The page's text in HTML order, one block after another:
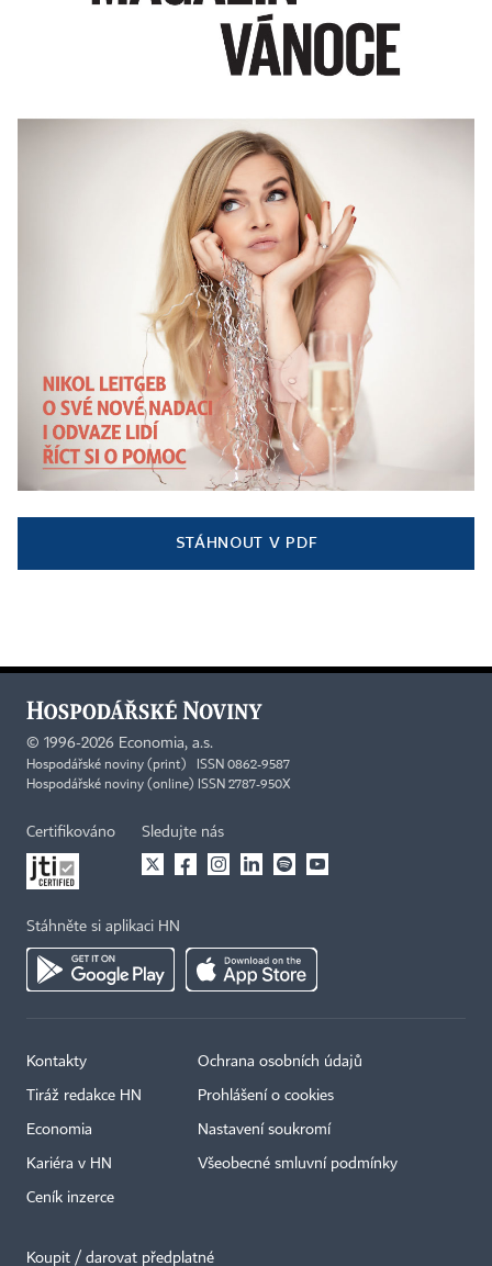
STÁHNOUT V PDF
© 1996-2026 Economia, a.s.
Hospodářské noviny (print) ISSN 0862-9587
Hospodářské noviny (online) ISSN 2787-950X
Certifikováno Sledujte nás
Stáhněte si aplikaci HN
Kontakty
Tiráž redakce HN
Economia
Kariéra v HN
Ceník inzerce
Ochrana osobních údajů
Prohlášení o cookies
Nastavení soukromí
Všeobecné smluvní podmínky
Koupit / darovat předplatné